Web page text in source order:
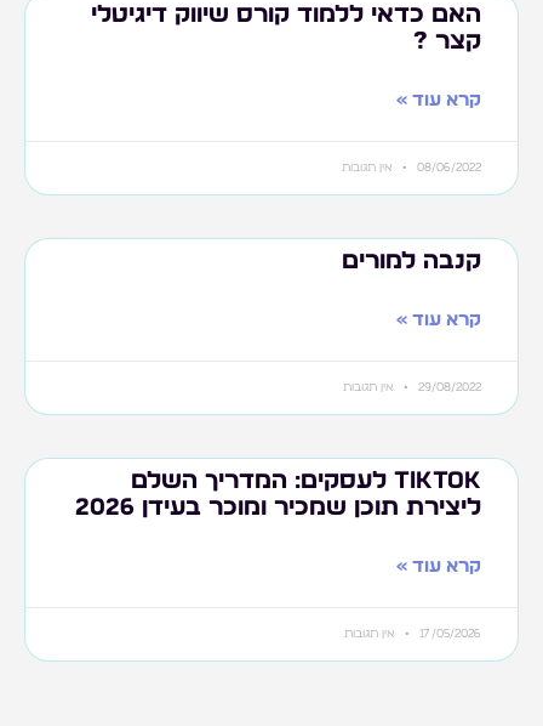
האם כדאי ללמוד קורס שיווק דיגיטלי
קצר ?
קרא עוד »
08/06/2022 אין תגובות
קנבה למורים
קרא עוד »
29/08/2022 אין תגובות
TikTok לעסקים: המדריך השלם
ליצירת תוכן שמכיר ומוכר בעידן 2026
קרא עוד »
17/05/2026 אין תגובות